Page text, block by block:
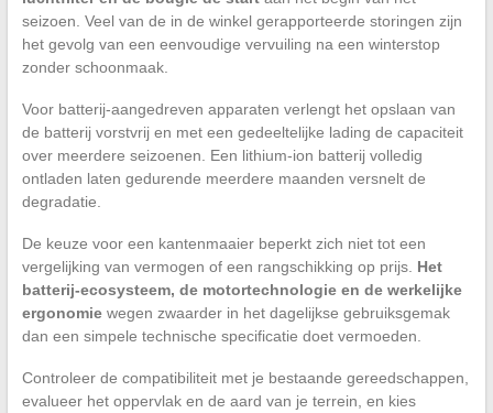
seizoen. Veel van de in de winkel gerapporteerde storingen zijn
het gevolg van een eenvoudige vervuiling na een winterstop
zonder schoonmaak.
Voor batterij-aangedreven apparaten verlengt het opslaan van
de batterij vorstvrij en met een gedeeltelijke lading de capaciteit
over meerdere seizoenen. Een lithium-ion batterij volledig
ontladen laten gedurende meerdere maanden versnelt de
degradatie.
De keuze voor een kantenmaaier beperkt zich niet tot een
vergelijking van vermogen of een rangschikking op prijs. Het
batterij-ecosysteem, de motortechnologie en de werkelijke
ergonomiewegen zwaarder in het dagelijkse gebruiksgemak
dan een simpele technische specificatie doet vermoeden.
Controleer de compatibiliteit met je bestaande gereedschappen,
evalueer het oppervlak en de aard van je terrein, en kies